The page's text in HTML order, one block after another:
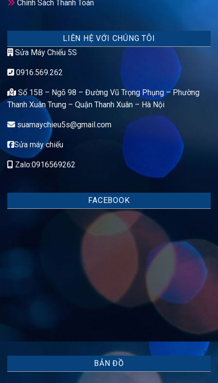
Chính Sách Thanh Toán
LIÊN HỆ VỚI CHÚNG TÔI
Sửa Máy Chiếu 5S
0916.569.262
Số 15B – Ngõ 98 – Đường Vũ Trọng Phụng – Phường
Thanh Xuân Trung – Quận Thanh Xuân – Hà Nội
suamaychieu5s@gmail.com
Sửa máy chiếu
Zalo:0916569262
FACEBOOK
BẢN ĐỒ